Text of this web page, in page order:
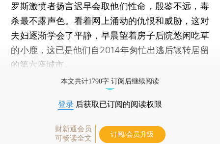
罗斯激愤者扬言迟早会取他们性命，殷鉴不远，毒
杀最不露声色。看着网上涌动的仇恨和威胁，这对
夫妇逐渐学会了平静，早晨望着房子后院悠闲吃草
的小鹿，这已是他们自2014年匆忙出逃后辗转居留
的第六座城市。
本文共计1790字 订阅后继续阅读
登录 后获取已订阅的阅读权限
财新通会员
可畅读全文
订阅/会员升级